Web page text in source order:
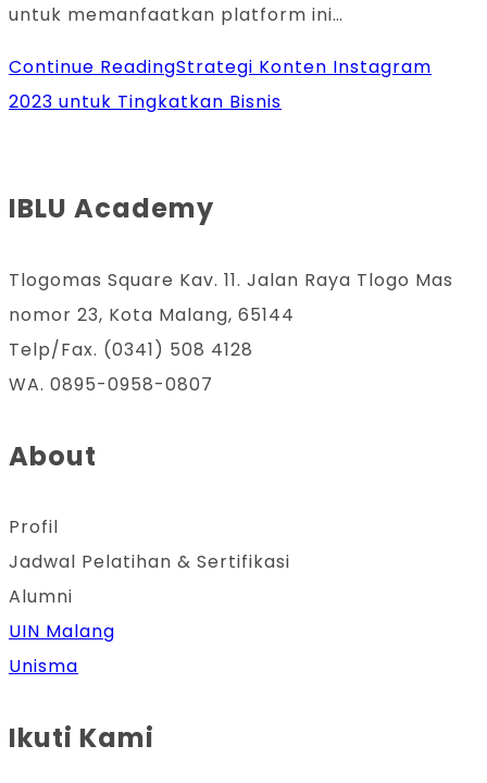
untuk memanfaatkan platform ini…
Continue ReadingStrategi Konten Instagram
2023 untuk Tingkatkan Bisnis
IBLU Academy
Tlogomas Square Kav. 11. Jalan Raya Tlogo Mas
nomor 23, Kota Malang, 65144
Telp/Fax. (0341) 508 4128
WA. 0895-0958-0807
About
Profil
Jadwal Pelatihan & Sertifikasi
Alumni
UIN Malang
Unisma
Ikuti Kami